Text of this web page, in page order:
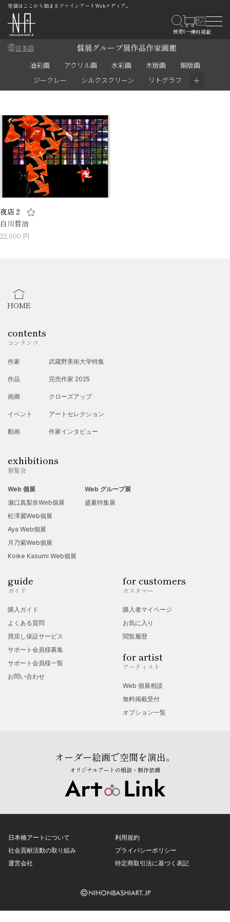
発信はここから始まるファインアートWebメディア。
日本語 個展グループ展作品作家画廊
油彩画 アクリル画 水彩画 木版画
銅版画
ジークレー
シルクスクリーン リトグラフ ＋
夜店２
白川哲治
22,000 円
HOME
contents
コンテンツ
作家
作品
画廊
イベント
動画
武蔵野美術大学特集
完売作家 2025
クローズアップ
アートセレクション
作家インタビュー
exhibitions
展覧会
Web 個展
瀬口真梨奈Web個展
松澤麗Web個展
Aya Web個展
月乃紫Web個展
Koike Kasumi Web個展
Web グループ展
盛夏特集展
guide
ガイド
購入ガイド
よくある質問
買戻し保証サービス
サポート会員様募集
サポート会員様一覧
お問い合わせ
for customers
カスタマー
購入者マイページ
お気に入り
閲覧履歴
for artist
アーティスト
Web 個展相談
無料掲載受付
オプション一覧
オーダー絵画で空間を演出。
オリジナルアートの相談・制作依頼
日本橋アートについて
社会貢献活動の取り組み
運営会社
利用規約
プライバシーポリシー
特定商取引法に基づく表記